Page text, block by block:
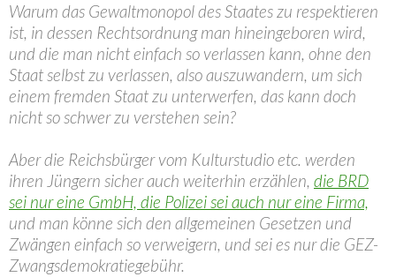
Warum das Gewaltmonopol des Staates zu respektieren
ist, in dessen Rechtsordnung man hineingeboren wird,
und die man nicht einfach so verlassen kann, ohne den
Staat selbst zu verlassen, also auszuwandern, um sich
einem fremden Staat zu unterwerfen, das kann doch
nicht so schwer zu verstehen sein?
Aber die Reichsbürger vom Kulturstudio etc. werden
ihren Jüngern sicher auch weiterhin erzählen, die BRD
sei nur eine GmbH, die Polizei sei auch nur eine Firma,
und man könne sich den allgemeinen Gesetzen und
Zwängen einfach so verweigern, und sei es nur die GEZ-
Zwangsdemokratiegebühr.